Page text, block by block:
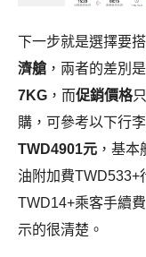
下一步就是選擇要
濟艙 ，兩者的差別是
7KG ，而促銷價格
購，可參考以下行
TWD4901元 ，基本
油附加費TWD533+
TWD14+乘客手續
示的很清楚。